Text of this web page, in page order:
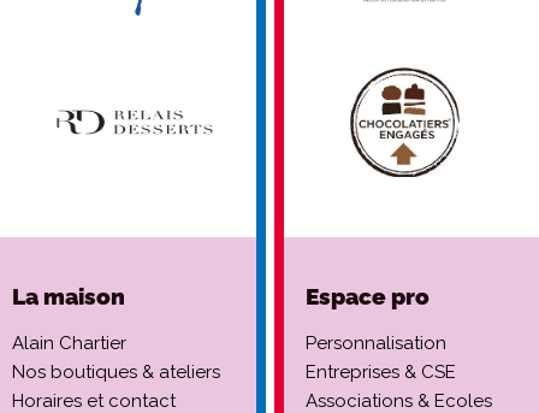
La maison
Alain Chartier
Nos boutiques & ateliers
Horaires et contact
Espace pro
Personnalisation
Entreprises & CSE
Associations & Ecoles